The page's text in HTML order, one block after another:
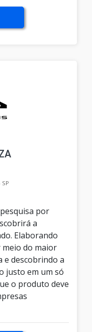
por
a
Elaborando
do maior
e descobrindo a
justo em um só
o produto deve